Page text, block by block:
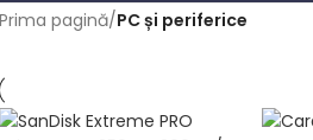
Prima pagină/PC și periferice